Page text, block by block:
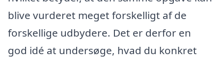
blive vurderet meget forskelligt af de
forskellige udbydere. Det er derfor en
god idé at undersøge, hvad du konkret